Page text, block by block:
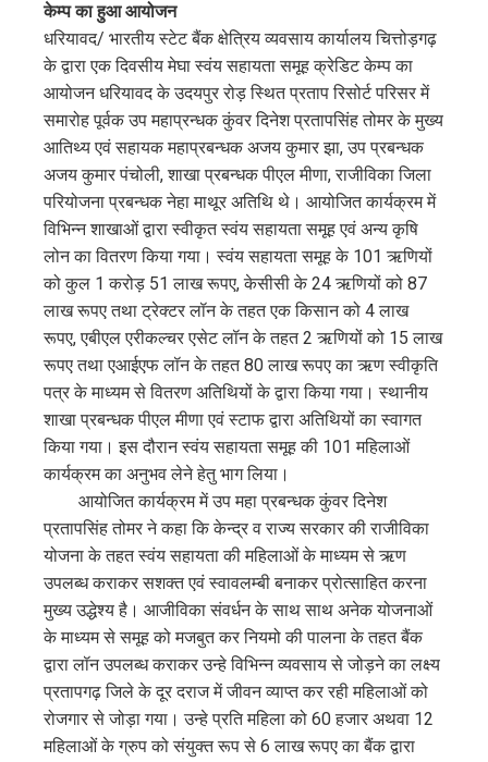
केम्प का हुआ आयोजन
धरियावद/ भारतीय स्टेट बैंक क्षेत्रिय व्यवसाय कार्यालय चित्तोड़गढ़
के द्वारा एक दिवसीय मेघा स्वंय सहायता समूह क्रेडिट केम्प का
आयोजन धरियावद के उदयपुर रोड़ स्थित प्रताप रिसोर्ट परिसर में
समारोह पूर्वक उप महाप्रन्धक कुंवर दिनेश प्रतापसिंह तोमर के मुख्य
आतिथ्य एवं सहायक महाप्रबन्धक अजय कुमार झा, उप प्रबन्धक
अजय कुमार पंचोली, शाखा प्रबन्धक पीएल मीणा, राजीविका जिला
परियोजना प्रबन्धक नेहा माथूर अतिथि थे। आयोजित कार्यक्रम में
विभिन्न शाखाओं द्वारा स्वीकृत स्वंय सहायता समूह एवं अन्य कृषि
लोन का वितरण किया गया। स्वंय सहायता समूह के 101 ऋणियों
को कुल 1 करोड़ 51 लाख रूपए, केसीसी के 24 ऋणियों को 87
लाख रूपए तथा ट्रेक्टर लॉन के तहत एक किसान को 4 लाख
रूपए, एबीएल एरीकल्चर एसेट लॉन के तहत 2 ऋणियों को 15 लाख
रूपए तथा एआईएफ लॉन के तहत 80 लाख रूपए का ऋण स्वीकृति
पत्र के माध्यम से वितरण अतिथियों के द्वारा किया गया। स्थानीय
शाखा प्रबन्धक पीएल मीणा एवं स्टाफ द्वारा अतिथियों का स्वागत
किया गया। इस दौरान स्वंय सहायता समूह की 101 महिलाओं
कार्यक्रम का अनुभव लेने हेतु भाग लिया।
आयोजित कार्यक्रम में उप महा प्रबन्धक कुंवर दिनेश
प्रतापसिंह तोमर ने कहा कि केन्द्र व राज्य सरकार की राजीविका
योजना के तहत स्वंय सहायता की महिलाओं के माध्यम से ऋण
उपलब्ध कराकर सशक्त एवं स्वावलम्बी बनाकर प्रोत्साहित करना
मुख्य उद्धेश्य है। आजीविका संवर्धन के साथ साथ अनेक योजनाओं
के माध्यम से समूह को मजबुत कर नियमो की पालना के तहत बैंक
द्वारा लॉन उपलब्ध कराकर उन्हे विभिन्न व्यवसाय से जोड़ने का लक्ष्य
प्रतापगढ़ जिले के दूर दराज में जीवन व्याप्त कर रही महिलाओं को
रोजगार से जोड़ा गया। उन्हे प्रति महिला को 60 हजार अथवा 12
महिलाओं के ग्रुप को संयुक्त रूप से 6 लाख रूपए का बैंक द्वारा